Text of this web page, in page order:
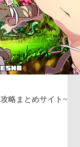
略まとめサイト~